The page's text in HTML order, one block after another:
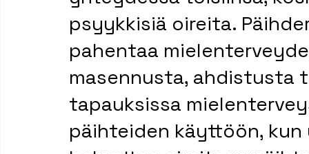
psyykkisiä oireita.
pahentaa
masennusta, ahdistusta
tapauksissa
päihteiden käyttöön,